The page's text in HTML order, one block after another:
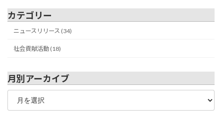
カテゴリー
ニュースリリース (34)
社会貢献活動 (18)
月別アーカイブ
月
ア